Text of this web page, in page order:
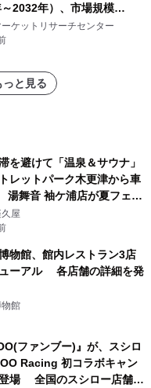
～2032年）、市場規模
、その他）・分析レポ
ケットリサーチセンター
っと見る
を避けて「温泉＆サウナ」
レットパーク木更津から車
舞音 袖ケ浦店が夏フェア
提供
屋
物館、館内レストラン3店
ーアル 各店舗の詳細を発
館
ファンブー)』が、スシロ
Racing 初コラボキャン
場 全国のスシロー店舗で